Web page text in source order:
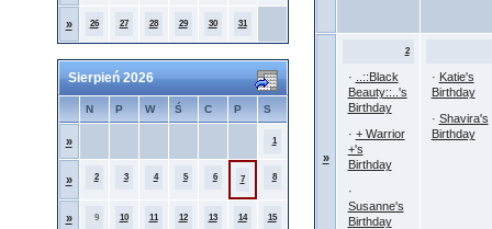
» 26 27 28 29 30 31
Sierpień 2026
N P W Ś C P S
» 1
» 2 3 4 5 6 7 8
» 9 10 11 12 13 14 15
»
2
·
..::Black
Beauty::..'s
Birthday
· + Warrior
+'s
Birthday
·
Susanne's
Birthday
· Katie's
Birthday
· Shavira's
Birthday